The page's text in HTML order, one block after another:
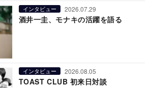
インタビュー 2026.07.29
酒井一圭、モナキの活躍を語る
インタビュー 2026.08.05
TOAST CLUB 初来日対談